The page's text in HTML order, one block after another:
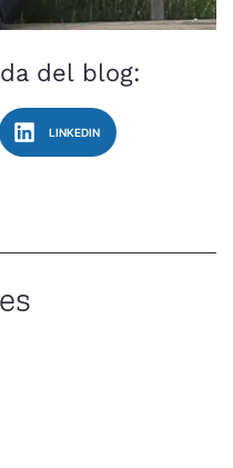
del blog:
LINKEDIN